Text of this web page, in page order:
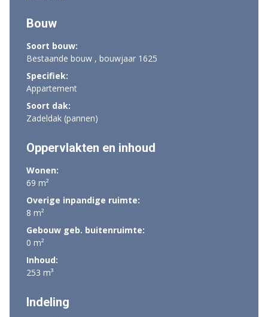
Bouw
Soort bouw:
Bestaande bouw , bouwjaar 1625
Specifiek:
Appartement
Soort dak:
Zadeldak (pannen)
Oppervlakten en inhoud
Wonen:
69 m²
Overige inpandige ruimte:
8 m²
Gebouw geb. buitenruimte:
0 m²
Inhoud:
253 m³
Indeling